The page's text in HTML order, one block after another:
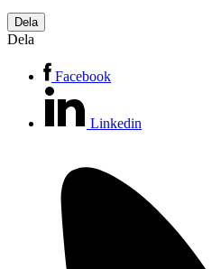
Dela
Dela
Facebook
Linkedin